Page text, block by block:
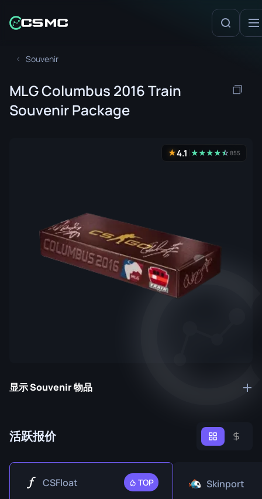
Souvenir
MLG Columbus 2016 Train
Souvenir Package
★4.1 ★★★★★
☆855
显示 Souvenir 物品
活跃报价
CSFloat TOP Skinport